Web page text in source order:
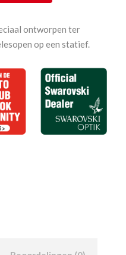
ontworpen ter
op een statief.